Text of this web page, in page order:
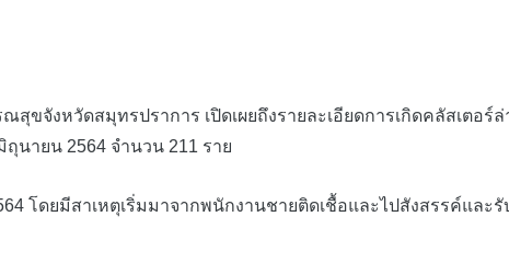
หวัดสมุทรปราการ เปิดเผยถึงรายละเอียดการเกิดคลัสเตอร์
นายน 2564 จำนวน 211 ราย
ดยมีสาเหตุเริ่มมาจากพนักงานชายติดเชื้อและไปสังสรรค์และ